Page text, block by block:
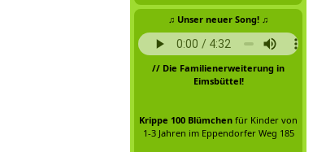
♫ Unser neuer Song! ♫
// Die Familienerweiterung in
Eimsbüttel!
Krippe 100 Blümchen für Kinder von
1-3 Jahren im Eppendorfer Weg 185